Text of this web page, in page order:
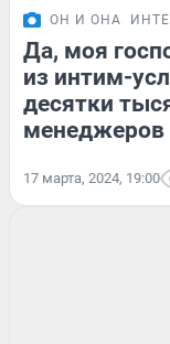
ОН И ОНА
Да, моя
из интим-
десятки
менеджеров
17 марта, 2024, 19:00